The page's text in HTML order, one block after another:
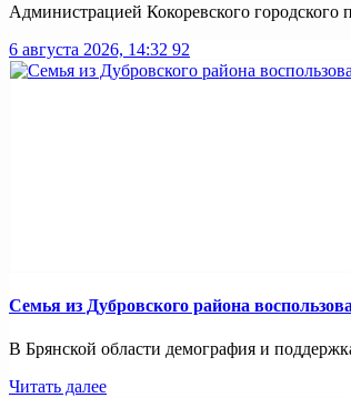
Администрацией Кокоревского городского
6 августа 2026, 14:32 92
Семья из Дубровского района
В Брянской области демография и
Читать далее